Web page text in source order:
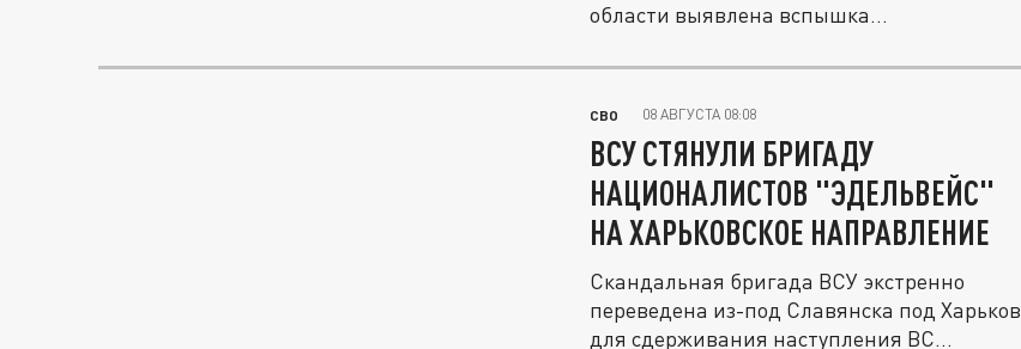
области выявлена вспышка...
СВО 08 АВГУСТА 08:08
ВСУ СТЯНУЛИ БРИГАДУ
НАЦИОНАЛИСТОВ "ЭДЕЛЬВЕЙС"
НА ХАРЬКОВСКОЕ НАПРАВЛЕНИЕ
Скандальная бригада ВСУ экстренно
переведена из-под Славянска под Харьков
для сдерживания наступления ВС...